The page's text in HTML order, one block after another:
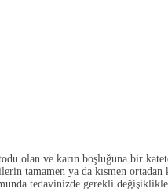
olan ve karın boşluğuna bir
tamamen ya da kısmen ortadan
tedavinizde gerekli